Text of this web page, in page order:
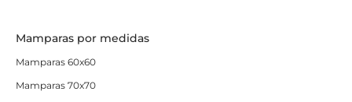
Mamparas por medidas
Mamparas 60x60
Mamparas 70x70